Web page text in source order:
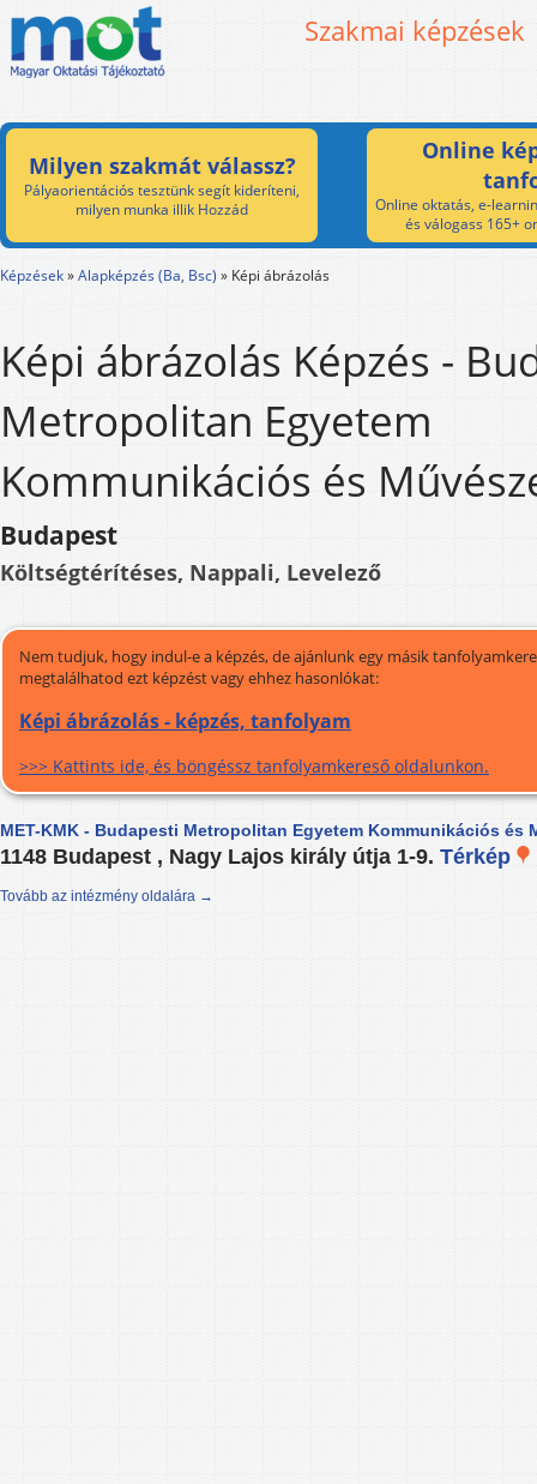
Szakmai képzések
Milyen szakmát válassz?
Pályaorientációs tesztünk segít kideríteni,
milyen munka illik Hozzád
Online
Online oktatás, e-
és válogass 165+
Képzések»Alapképzés (Ba, Bsc) » Képi ábrázolás
Képi ábrázolás Képzés -
Metropolitan Egyetem
Kommunikációs és
Budapest
Költségtérítéses, Nappali, Levelező
Nem tudjuk, hogy indul-e a képzés, de ajánlunk egy másik
megtalálhatod ezt képzést vagy ehhez hasonlókat:
Képi ábrázolás - képzés, tanfolyam
>>> Kattints ide, és böngéssz tanfolyamkereső oldalunkon.
MET-KMK - Budapesti Metropolitan Egyetem Kommunikációs és
1148 Budapest , Nagy Lajos király útja 1-9. Térkép
Tovább az intézmény oldalára →